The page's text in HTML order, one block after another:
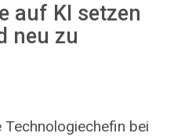
auf KI setzen
neu zu
Technologiechefin bei